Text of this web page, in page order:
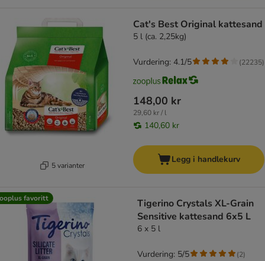
5 varianter
Cat's Best Original kattesand
5 l (ca. 2,25kg)
148,00 kr
29,60 kr / l
140,60 kr
Vurdering: 4.1/5 (22235)
Legg i handlekurv
favoritt
Tigerino Crystals XL-Grain
Sensitive kattesand 6x5 L
6 x 5 l
Vurdering: 5/5 (2)